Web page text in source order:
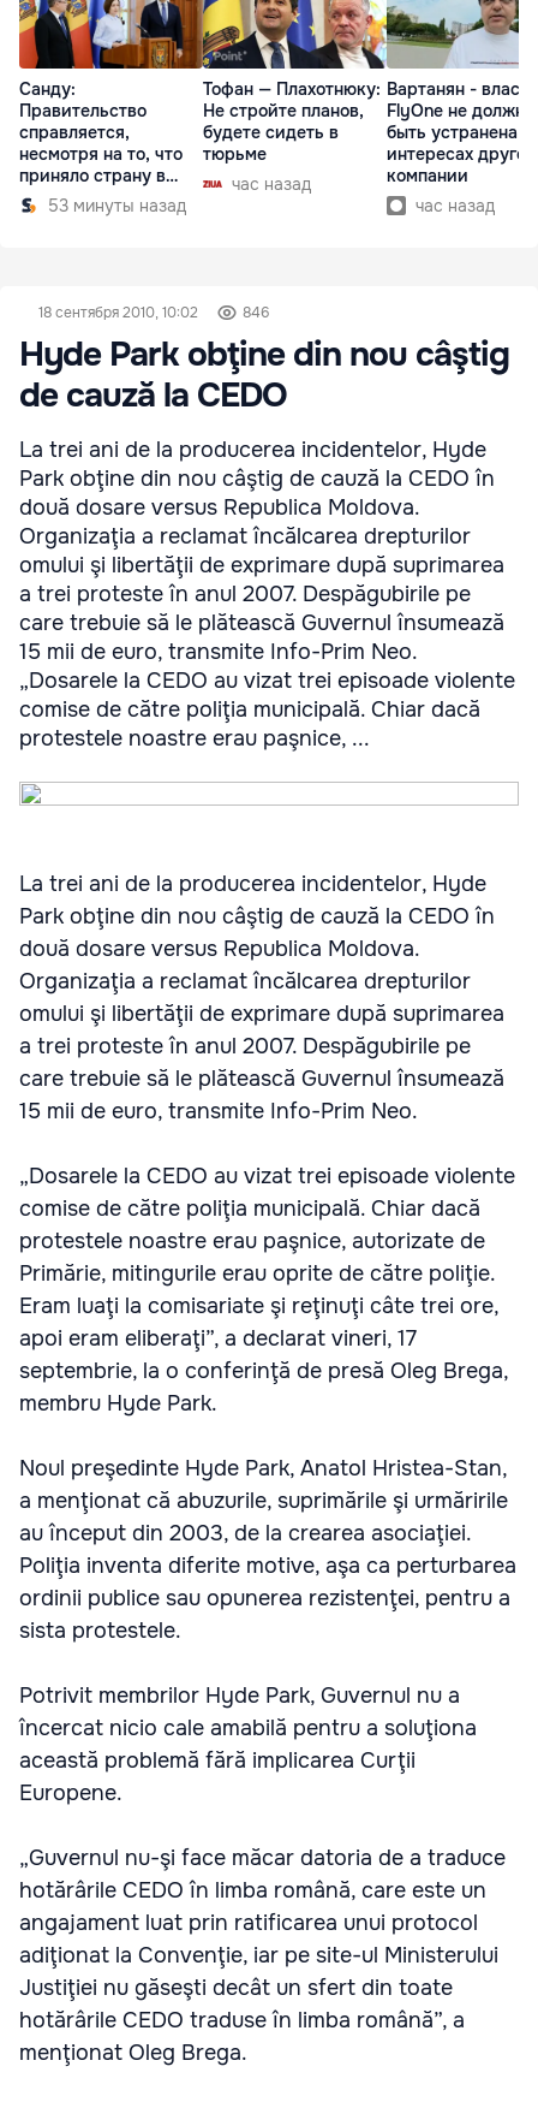
Санду:
Правительство
справляется,
несмотря на то, что
приняло страну в
разгар кризиса
53 минуты назад
Тофан — Плахотнюку:
Не стройте планов,
будете сидеть в
тюрьме
час назад
Вартанян -
FlyOne не должна
быть устранена в
интересах другой
компании
час назад
18 сентября 2010, 10:02 846
Hyde Park obţine din nou câştig
de cauză la CEDO
La trei ani de la producerea incidentelor, Hyde
Park obţine din nou câştig de cauză la CEDO în
două dosare versus Republica Moldova.
Organizaţia a reclamat încălcarea drepturilor
omului şi libertăţii de exprimare după suprimarea
a trei proteste în anul 2007. Despăgubirile pe
care trebuie să le plătească Guvernul însumează
15 mii de euro, transmite Info-Prim Neo.
„Dosarele la CEDO au vizat trei episoade violente
comise de către poliţia municipală. Chiar dacă
protestele noastre erau paşnice, ...
La trei ani de la producerea incidentelor, Hyde
Park obţine din nou câştig de cauză la CEDO în
două dosare versus Republica Moldova.
Organizaţia a reclamat încălcarea drepturilor
omului şi libertăţii de exprimare după suprimarea
a trei proteste în anul 2007. Despăgubirile pe
care trebuie să le plătească Guvernul însumează
15 mii de euro, transmite Info-Prim Neo.
„Dosarele la CEDO au vizat trei episoade violente
comise de către poliţia municipală. Chiar dacă
protestele noastre erau paşnice, autorizate de
Primărie, mitingurile erau oprite de către poliţie.
Eram luaţi la comisariate şi reţinuţi câte trei ore,
apoi eram eliberaţi”, a declarat vineri, 17
septembrie, la o conferinţă de presă Oleg Brega,
membru Hyde Park.
Noul preşedinte Hyde Park, Anatol Hristea-Stan,
a menţionat că abuzurile, suprimările şi urmăririle
au început din 2003, de la crearea asociaţiei.
Poliţia inventa diferite motive, aşa ca perturbarea
ordinii publice sau opunerea rezistenţei, pentru a
sista protestele.
Potrivit membrilor Hyde Park, Guvernul nu a
încercat nicio cale amabilă pentru a soluţiona
această problemă fără implicarea Curţii
Europene.
„Guvernul nu-şi face măcar datoria de a traduce
hotărârile CEDO în limba română, care este un
angajament luat prin ratificarea unui protocol
adiţionat la Convenţie, iar pe site-ul Ministerului
Justiţiei nu găseşti decât un sfert din toate
hotărârile CEDO traduse în limba română”, a
menţionat Oleg Brega.